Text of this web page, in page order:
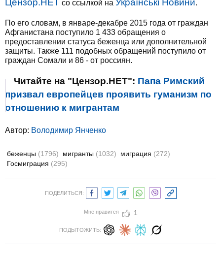
Цензор.НЕТ со ссылкой на Українські Новини.
По его словам, в январе-декабре 2015 года от граждан
Афганистана поступило 1 433 обращения о
предоставлении статуса беженца или дополнительной
защиты. Также 111 подобных обращений поступило от
граждан Сомали и 86 - от россиян.
Читайте на "Цензор.НЕТ": Папа Римский
призвал европейцев проявить гуманизм по
отношению к мигрантам
Автор: Володимир Янченко
беженцы (1796) мигранты (1032) миграция (272)
Госмиграция (295)
ПОДЕЛИТЬСЯ:
Мне нравится 1
ПОДЫТОЖИТЬ: